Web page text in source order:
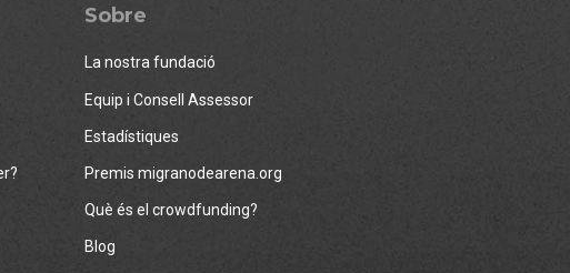
Sobre
La nostra fundació
Equip i Consell Assessor
Estadístiques
Premis migranodearena.org
Què és el crowdfunding?
Blog